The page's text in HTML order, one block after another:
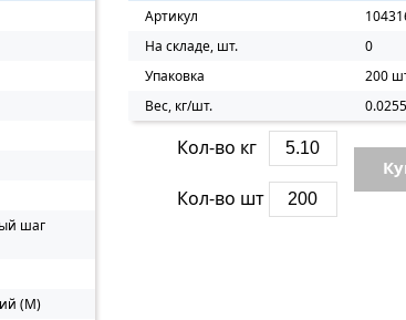
шаг
(M)
Артикул
На складе, шт.
0
Упаковка
200
Вес, кг/шт.
0.0255
Кол-во кг
Кол-во шт